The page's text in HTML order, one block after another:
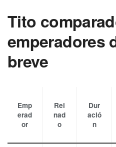
Tito
emperadores
breve
Emp
erad
or
Rei
nad
o
Dur
ació
n